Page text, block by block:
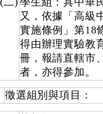
又，依據「高級
實施條例」第18
得由辦理實驗教
冊，報請直轄市
者，亦得參加。
徵選組別與項目：